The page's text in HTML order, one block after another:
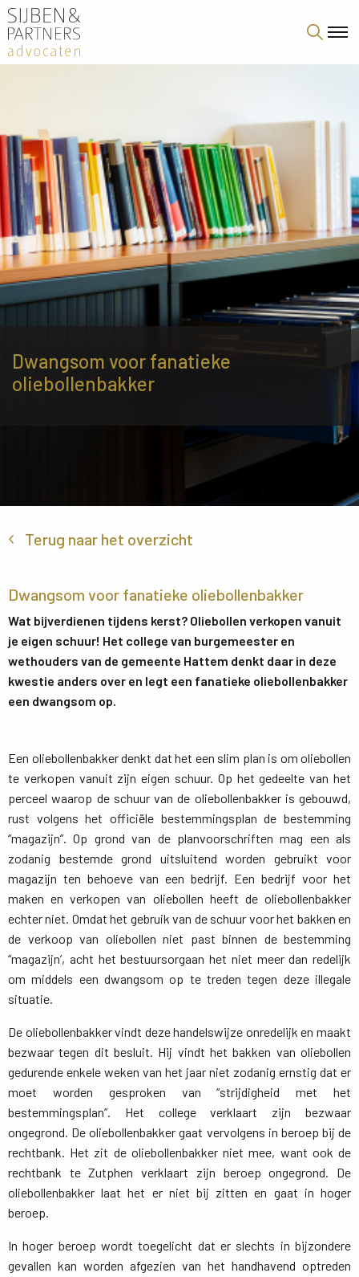
Dwangsom voor fanatieke
oliebollenbakker
Terug naar het overzicht
Dwangsom voor fanatieke oliebollenbakker
Wat bijverdienen tijdens kerst? Oliebollen verkopen vanuit
je eigen schuur! Het college van burgemeester en
wethouders van de gemeente Hattem denkt daar in deze
kwestie anders over en legt een fanatieke oliebollenbakker
een dwangsom op.
Een oliebollenbakker denkt dat het een slim plan is om oliebollen
te verkopen vanuit zijn eigen schuur. Op het gedeelte van het
perceel waarop de schuur van de oliebollenbakker is gebouwd,
rust volgens het officiële bestemmingsplan de bestemming
“magazijn”. Op grond van de planvoorschriften mag een als
zodanig bestemde grond uitsluitend worden gebruikt voor
magazijn ten behoeve van een bedrijf. Een bedrijf voor het
maken en verkopen van oliebollen heeft de oliebollenbakker
echter niet. Omdat het gebruik van de schuur voor het bakken en
de verkoop van oliebollen niet past binnen de bestemming
“magazijn’, acht het bestuursorgaan het niet meer dan redelijk
om middels een dwangsom op te treden tegen deze illegale
situatie.
De oliebollenbakker vindt deze handelswijze onredelijk en maakt
bezwaar tegen dit besluit. Hij vindt het bakken van oliebollen
gedurende enkele weken van het jaar niet zodanig ernstig dat er
moet worden gesproken van “strijdigheid met het
bestemmingsplan”. Het college verklaart zijn bezwaar
ongegrond. De oliebollenbakker gaat vervolgens in beroep bij de
rechtbank. Het zit de oliebollenbakker niet mee, want ook de
rechtbank te Zutphen verklaart zijn beroep ongegrond. De
oliebollenbakker laat het er niet bij zitten en gaat in hoger
beroep.
In hoger beroep wordt toegelicht dat er slechts in bijzondere
gevallen kan worden afgezien van het handhavend optreden